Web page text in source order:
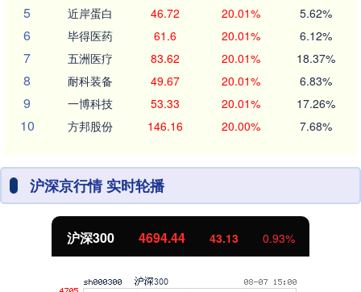
5 近岸蛋白 46.72 20.01% 5.62%
6 毕得医药 61.6 20.01% 6.12%
7 五洲医疗 83.62 20.01% 18.37%
8 耐科装备 49.67 20.01% 6.83%
9 一博科技 53.33 20.01% 17.26%
10 方邦股份 146.16 20.00% 7.68%
沪深京行情 实时轮播
沪深300 4694.44 43.13 0.93%